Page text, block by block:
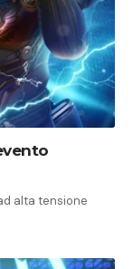
alta tensione